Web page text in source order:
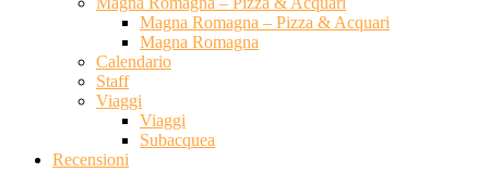
Magna Romagna – Pizza & Acquari
Magna Romagna
Calendario
Staff
Viaggi
Viaggi
Subacquea
Recensioni